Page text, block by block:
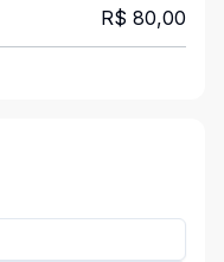
R$ 80,00